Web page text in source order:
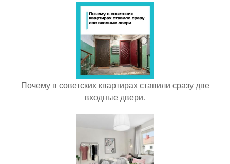
Почему в советских квартирах ставили сразу две
входные двери.